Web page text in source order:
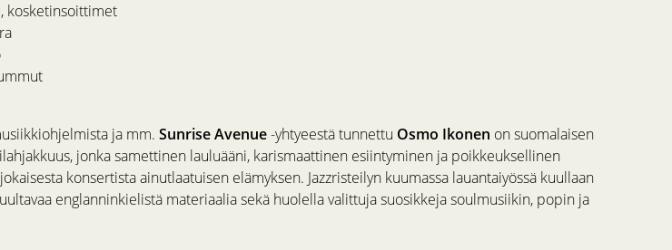
kosketinsoittimet
ja mm. Sunrise Avenue-yhtyeestä tunnettu Osmo Ikonen on suomalaisen
jonka samettinen lauluääni, karismaattinen esiintyminen ja poikkeuksellinen
konsertista ainutlaatuisen elämyksen. Jazzristeilyn kuumassa lauantaiyössä kuullaan
englanninkielistä materiaalia sekä huolella valittuja suosikkeja soulmusiikin, popin ja